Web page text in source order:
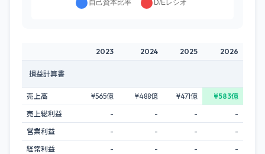
2023 2024 2025 2026
損益計算書
売上高 ¥565億 ¥488億 ¥471億
¥583億
売上総利益
- - -
-
営業利益
- - -
-
経常利益
- - -
-